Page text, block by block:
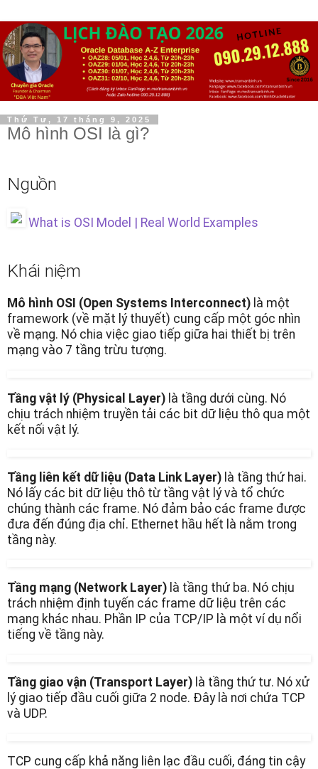
Thứ Tư, 17 tháng 9, 2025
Mô hình OSI là gì?
Nguồn
What is OSI Model | Real World Examples
Khái niệm
Mô hình OSI (Open Systems Interconnect) là một
framework (về mặt lý thuyết) cung cấp một góc nhìn
về mạng. Nó chia việc giao tiếp giữa hai thiết bị trên
mạng vào 7 tầng trừu tượng.
Tầng vật lý (Physical Layer) là tầng dưới cùng. Nó
chịu trách nhiệm truyền tải các bit dữ liệu thô qua một
kết nối vật lý.
Tầng liên kết dữ liệu (Data Link Layer) là tầng thứ hai.
Nó lấy các bit dữ liệu thô từ tầng vật lý và tổ chức
chúng thành các frame. Nó đảm bảo các frame được
đưa đến đúng địa chỉ. Ethernet hầu hết là nằm trong
tầng này.
Tầng mạng (Network Layer) là tầng thứ ba. Nó chịu
trách nhiệm định tuyến các frame dữ liệu trên các
mạng khác nhau. Phần IP của TCP/IP là một ví dụ nổi
tiếng về tầng này.
Tầng giao vận (Transport Layer) là tầng thứ tư. Nó xử
lý giao tiếp đầu cuối giữa 2 node. Đây là nơi chứa TCP
và UDP.
TCP cung cấp khả năng liên lạc đầu cuối, đáng tin cậy